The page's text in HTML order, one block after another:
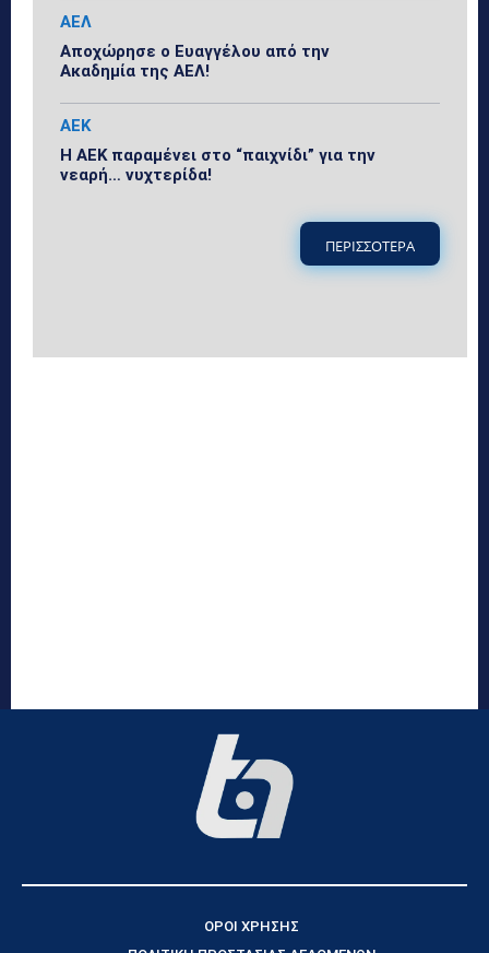
ΑΕΛ
Αποχώρησε ο Ευαγγέλου από την
Ακαδημία της ΑΕΛ!
ΑΕΚ
Η ΑΕΚ παραμένει στο “παιχνίδι” για την
νεαρή… νυχτερίδα!
ΠΕΡΙΣΣΟΤΕΡΑ
ΟΡΟΙ ΧΡΗΣΗΣ